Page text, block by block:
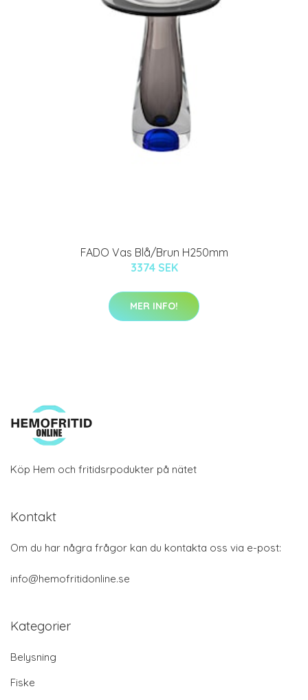
FADO Vas Blå/Brun H250mm
3374 SEK
MER INFO!
Köp Hem och fritidsrpodukter på nätet
Kontakt
Om du har några frågor kan du kontakta oss via e-post:
info@hemofritidonline.se
Kategorier
Belysning
Fiske